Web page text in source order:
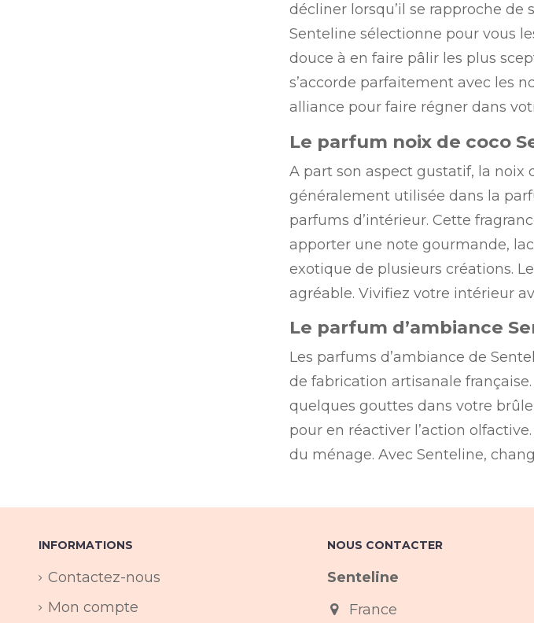
décliner lorsqu’il se rapproche de
Senteline sélectionne pour vous
douce à en faire pâlir les plus
s’accorde parfaitement avec les
alliance pour faire régner dans
Le parfum noix de coco
A part son aspect gustatif, la noix
généralement utilisée dans la
parfums d’intérieur. Cette
apporter une note gourmande,
exotique de plusieurs créations.
agréable. Vivifiez votre intérieur
Le parfum d’ambiance
Les parfums d’ambiance de
de fabrication artisanale
quelques gouttes dans votre
pour en réactiver l’action
du ménage. Avec Senteline,
INFORMATIONS
Contactez-nous
Mon compte
NOUS CONTACTER
Senteline
France